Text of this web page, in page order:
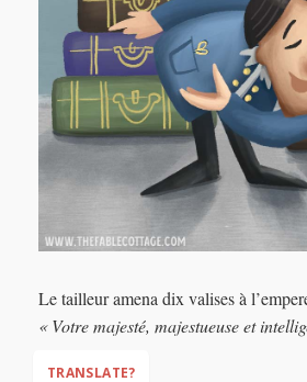
Le tailleur amena dix valises à
« Votre majesté, majestueuse et
TRANSLATE?